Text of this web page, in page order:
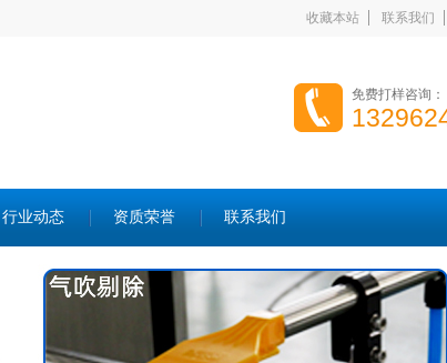
收藏本站 联系我们
免费打样咨询：
行业动态 资质荣誉 联系我们